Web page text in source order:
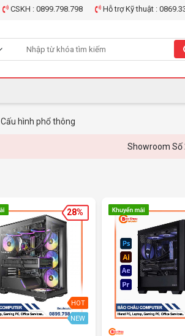
CSKH : 0899.798.798 Hỗ trợ Kỹ thuật :
Cấu hình phổ thông
Showroom Số 2
HOT
NEW
28%